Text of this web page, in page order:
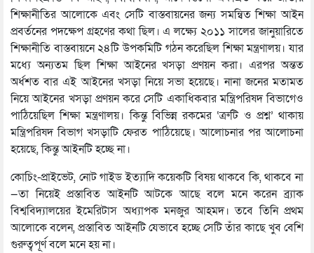
শিক্ষানীতির আলোকে এবং সেটি বাস্তবায়নের জন্য সমন্বিত শিক্ষা আইন
প্রবর্তনের পদক্ষেপ গ্রহণের কথা ছিল। এ লক্ষ্যে ২০১১ সালের জানুয়ারিতে
শিক্ষানীতি বাস্তবায়নে ২৪টি উপকমিটি গঠন করেছিল শিক্ষা মন্ত্রণালয়। যার
মধ্যে অন্যতম ছিল শিক্ষা আইনের খসড়া প্রণয়ন করা। এরপর অন্তত
অর্ধশত বার এই আইনের খসড়া নিয়ে সভা হয়েছে। নানা জনের মতামত
নিয়ে আইনের খসড়া প্রণয়ন করে সেটি একাধিকবার মন্ত্রিপরিষদ বিভাগেও
পাঠিয়েছিল শিক্ষা মন্ত্রণালয়। কিন্তু বিভিন্ন রকমের ‘ত্রুটি ও প্রশ্ন’ থাকায়
মন্ত্রিপরিষদ বিভাগ খসড়াটি ফেরত পাঠিয়েছে। আলোচনার পর আলোচনা
হয়েছে, কিন্তু আইনটি হচ্ছে না।
কোচিং-প্রাইভেট, নোট গাইড ইত্যাদি কয়েকটি বিষয় থাকবে কি, থাকবে না
—তা নিয়েই প্রস্তাবিত আইনটি আটকে আছে বলে মনে করেন ব্র্যাক
বিশ্ববিদ্যালয়ের ইমেরিটাস অধ্যাপক মনজুর আহমদ। তবে তিনি প্রথম
আলোকে বলেন, প্রস্তাবিত আইনটি যেভাবে হচ্ছে সেটি তাঁর কাছে খুব বেশি
গুরুত্বপূর্ণ বলে মনে হয় না।